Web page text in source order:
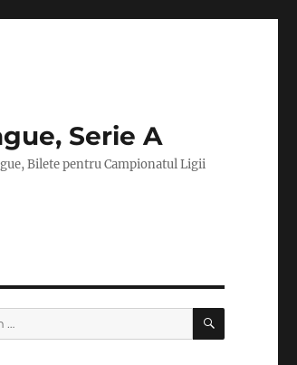
Serie A
Bilete pentru Campionatul Ligii
SEARCH